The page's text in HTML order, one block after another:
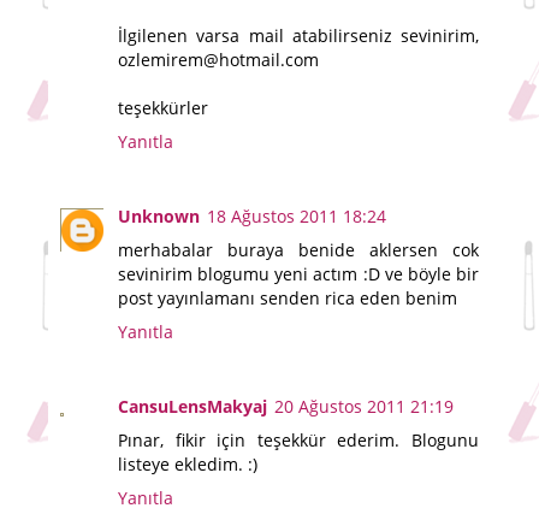
İlgilenen varsa mail atabilirseniz sevinirim,
ozlemirem@hotmail.com
teşekkürler
Yanıtla
Unknown 18 Ağustos 2011 18:24
merhabalar buraya benide aklersen cok
sevinirim blogumu yeni actım :D ve böyle bir
post yayınlamanı senden rica eden benim
Yanıtla
CansuLensMakyaj 20 Ağustos 2011 21:19
Pınar, fikir için teşekkür ederim. Blogunu
listeye ekledim. :)
Yanıtla